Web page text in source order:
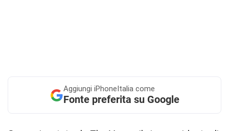
Aggiungi iPhoneItalia come
Fonte preferita su Google